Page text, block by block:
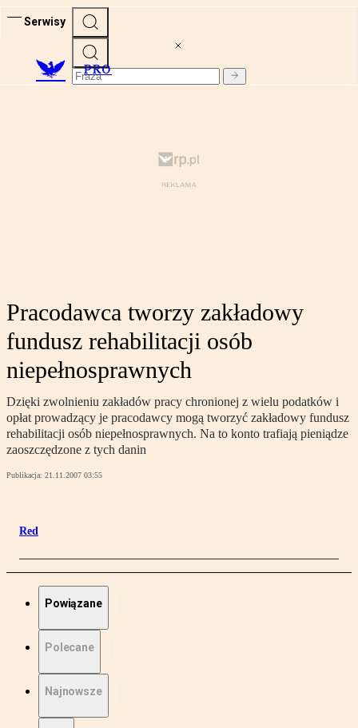
Serwisy
PRO
Pracodawca tworzy zakładowy
fundusz rehabilitacji osób
niepełnosprawnych
Dzięki zwolnieniu zakładów pracy chronionej z wielu podatków i
opłat prowadzący je pracodawcy mogą tworzyć zakładowy fundusz
rehabilitacji osób niepełnosprawnych. Na to konto trafiają pieniądze
zaoszczędzone z tych danin
Publikacja: 21.11.2007 03:55
Red
Powiązane
Polecane
Najnowsze